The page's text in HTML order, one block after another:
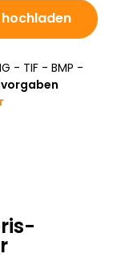
- TIF - BMP -